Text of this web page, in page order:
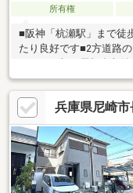
所有権
■阪神「杭瀬駅」まで徒
たり良好です■2方道路
ペースに加え屋根裏収
兵庫県尼崎